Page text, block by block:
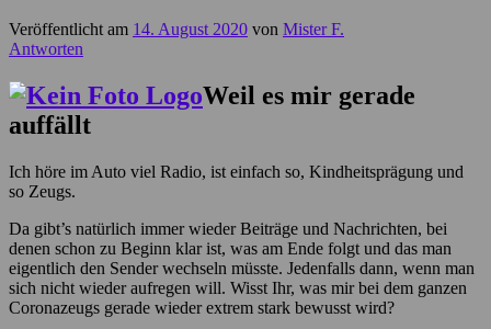
Veröffentlicht am 14. August 2020 von Mister F.
Antworten
Weil es mir gerade
auffällt
Ich höre im Auto viel Radio, ist einfach so, Kindheitsprägung und
so Zeugs.
Da gibt’s natürlich immer wieder Beiträge und Nachrichten, bei
denen schon zu Beginn klar ist, was am Ende folgt und das man
eigentlich den Sender wechseln müsste. Jedenfalls dann, wenn man
sich nicht wieder aufregen will. Wisst Ihr, was mir bei dem ganzen
Coronazeugs gerade wieder extrem stark bewusst wird?